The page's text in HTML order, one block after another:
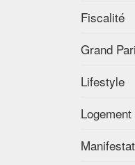
Fiscalité
Grand
Lifestyle
Logement